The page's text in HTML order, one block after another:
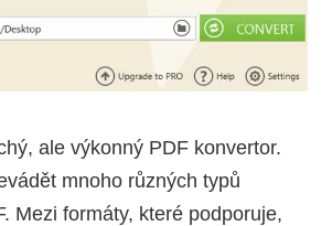
ale výkonný PDF konvertor.
mnoho různých typů
Mezi formáty, které podporuje,